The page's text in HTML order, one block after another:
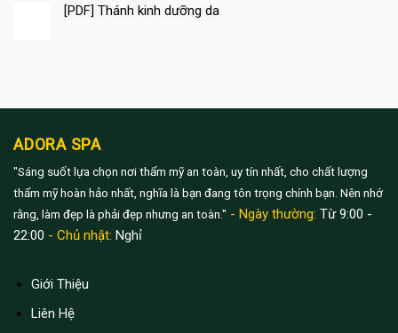
[PDF] Thánh kinh dưỡng da
ADORA SPA
"Sáng suốt lựa chọn nơi thẩm mỹ an toàn, uy tín nhất, cho chất lượng
thẩm mỹ hoàn hảo nhất, nghĩa là bạn đang tôn trọng chính bạn. Nên nhớ
rằng, làm đẹp là phải đẹp nhưng an toàn." - Ngày thường: Từ 9:00 -
22:00 - Chủ nhật: Nghỉ
Giới Thiệu
Liên Hệ